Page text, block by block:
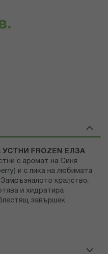
УСТНИ FROZEN ЕЛЗА
с аромат на Синя
и с лика на любимата
кралство.
и хидратира
завършек.